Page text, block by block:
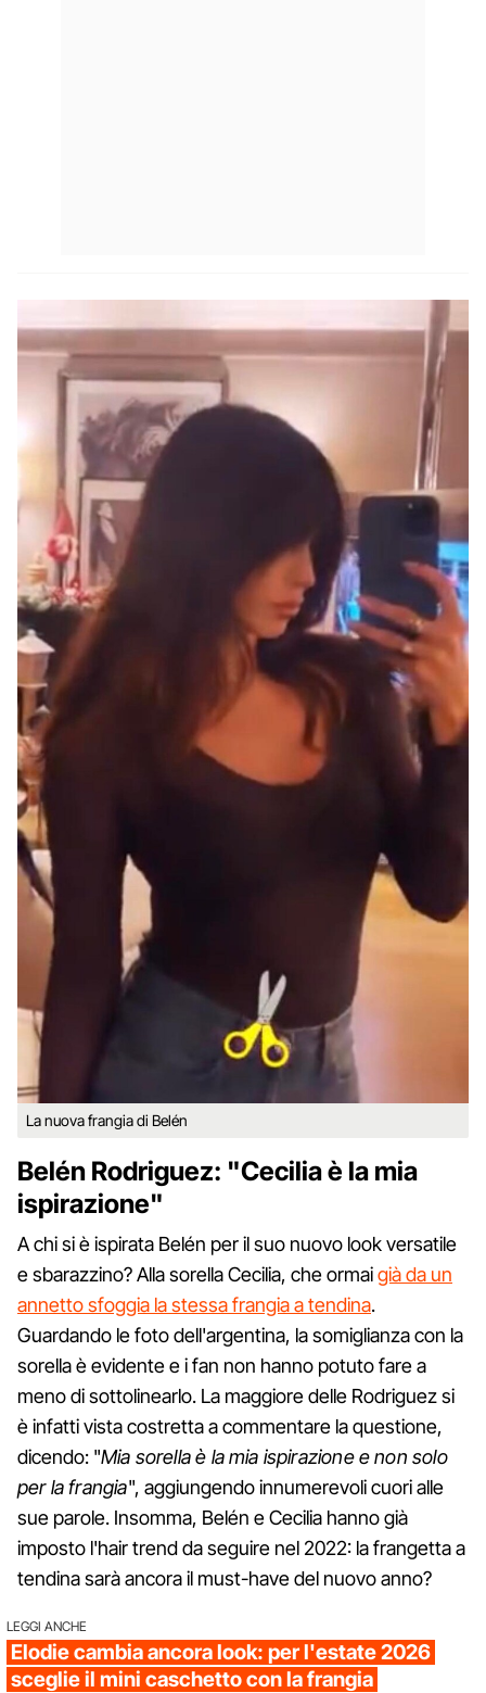
La nuova frangia di Belén
Belén Rodriguez: "Cecilia è la mia
ispirazione"
A chi si è ispirata Belén per il suo nuovo look versatile
e sbarazzino? Alla sorella Cecilia, che ormaigià da un
annetto sfoggia la stessa frangia a tendina.
Guardando le foto dell'argentina, la somiglianza con la
sorella è evidente e i fan non hanno potuto fare a
meno di sottolinearlo. La maggiore delle Rodriguez si
è infatti vista costretta a commentare la questione,
dicendo: "Mia sorella è la mia ispirazione e non solo
per la frangia", aggiungendo innumerevoli cuori alle
sue parole. Insomma, Belén e Cecilia hanno già
imposto l'hair trend da seguire nel 2022: la frangetta a
tendina sarà ancora il must-have del nuovo anno?
LEGGI ANCHE
Elodie cambia ancora look: per l'estate 2026
sceglie il mini caschetto con la frangia